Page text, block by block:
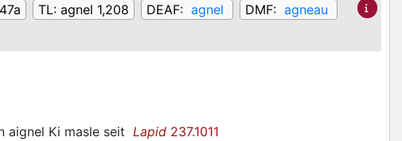
TL: agnel 1,208 DEAF: agnel DMF: agneau
aignel Ki masle seit Lapid 237.1011